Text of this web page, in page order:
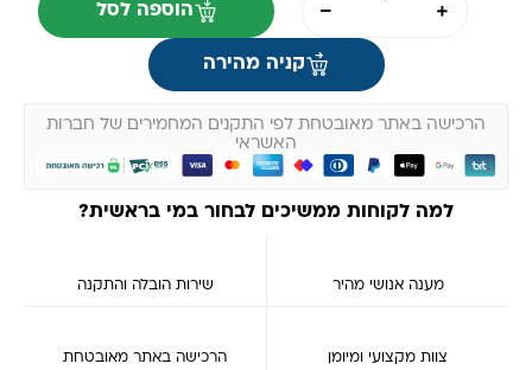
הוספה לסל
קניה מהירה
הרכישה באתר מאובטחת לפי התקנים המחמירים של חברות
האשראי
למה לקוחות ממשיכים לבחור במי בראשית?
מענה אנושי מהיר שירות הובלה והתקנה
צוות מקצועי ומיומן הרכישה באתר מאובטחת